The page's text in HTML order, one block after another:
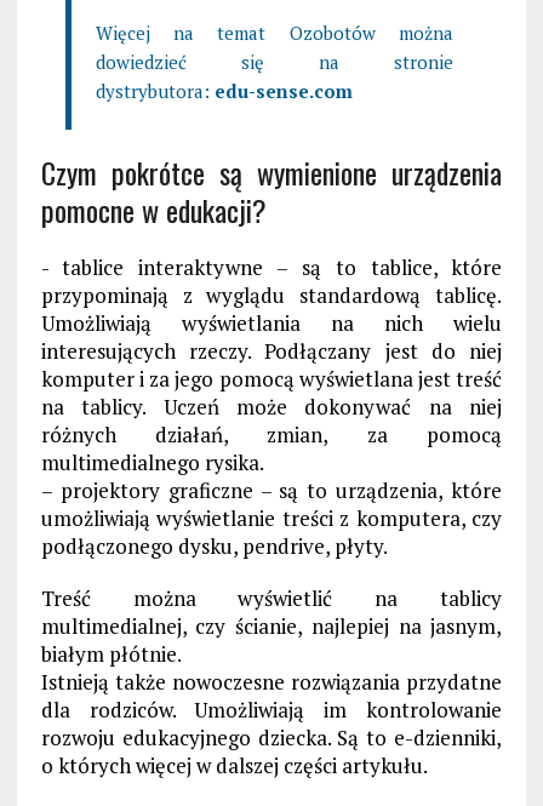
Więcej na temat Ozobotów można
dowiedzieć się na stronie
dystrybutora: edu-sense.com
Czym pokrótce są wymienione urządzenia
pomocne w edukacji?
- tablice interaktywne – są to tablice, które
przypominają z wyglądu standardową tablicę.
Umożliwiają wyświetlania na nich wielu
interesujących rzeczy. Podłączany jest do niej
komputer i za jego pomocą wyświetlana jest treść
na tablicy. Uczeń może dokonywać na niej
różnych działań, zmian, za pomocą
multimedialnego rysika.
– projektory graficzne – są to urządzenia, które
umożliwiają wyświetlanie treści z komputera, czy
podłączonego dysku, pendrive, płyty.
Treść można wyświetlić na tablicy
multimedialnej, czy ścianie, najlepiej na jasnym,
białym płótnie.
Istnieją także nowoczesne rozwiązania przydatne
dla rodziców. Umożliwiają im kontrolowanie
rozwoju edukacyjnego dziecka. Są to e-dzienniki,
o których więcej w dalszej części artykułu.